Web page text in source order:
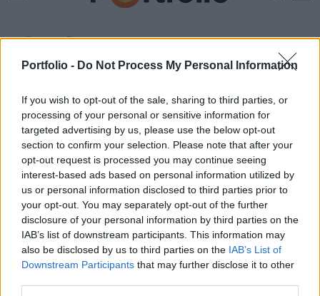
Portfolio - Do Not Process My Personal Information
If you wish to opt-out of the sale, sharing to third parties, or
processing of your personal or sensitive information for
targeted advertising by us, please use the below opt-out
section to confirm your selection. Please note that after your
opt-out request is processed you may continue seeing
interest-based ads based on personal information utilized by
us or personal information disclosed to third parties prior to
your opt-out. You may separately opt-out of the further
disclosure of your personal information by third parties on the
IAB’s list of downstream participants. This information may
also be disclosed by us to third parties on the IAB’s List of
Downstream Participants that may further disclose it to other
ELŐFIZETŐI TARTALOM
Ukrán főparancsnok: Oroszország
teljesen új irányból indíthat
támadást Ukrajna ellen, a
nukleáris műveletek jelzik
Portfolio
2026. május 19. 21:10
Az ukrán fegyveres erők főparancsnoka szerint
Oroszország aktívan tervez egy esetleges északi
irányú hadműveletet Ukrajna ellen
Fehéroroszország területéről - számolt be a RBK.